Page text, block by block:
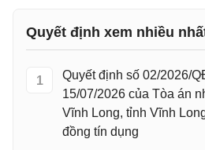
Quyết định xem nhiều
1
Quyết định số 02/2026/
15/07/2026 của Tòa án
Vĩnh Long, tỉnh Vĩnh
đồng tín dụng